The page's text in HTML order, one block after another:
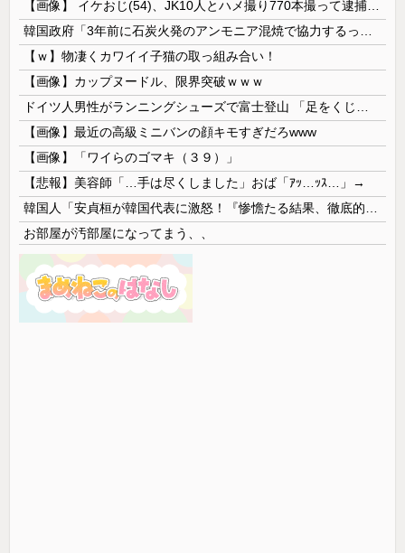
【ｗ】物凄くカワイイ子猫の取っ組み合い！
【画像】カップヌードル、限界突破ｗｗｗ
【画像】最近の高級ミニバンの顔キモすぎだろwww
【画像】「ワイらのゴマキ（３９）」
【悲報】美容師「…手は尽くしました」おば「ｱｯ…ｯｽ…」→
お部屋が汚部屋になってまう、、